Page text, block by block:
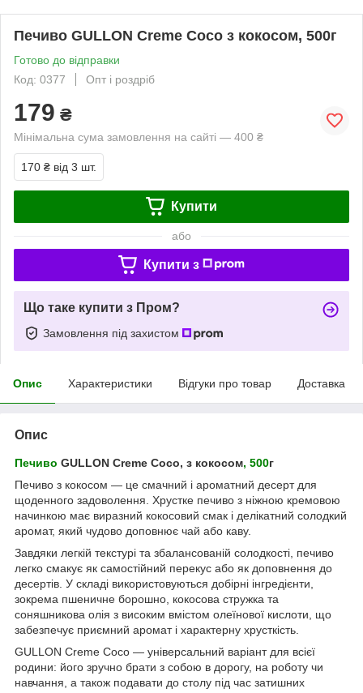
Печиво GULLON Creme Coco з кокосом, 500г
Готово до відправки
Код: 0377
Опт і роздріб
179 ₴
Мінімальна сума замовлення на сайті — 400 ₴
170 ₴ від 3 шт.
Купити
або
Купити з
Що таке купити з Пром?
Замовлення під захистом
Опис Характеристики Відгуки про товар Доставка
Опис
Печиво GULLON Creme Coco, з кокосом, 500г
Печиво з кокосом — це смачний і ароматний десерт для
щоденного задоволення. Хрустке печиво з ніжною кремовою
начинкою має виразний кокосовий смак і делікатний солодкий
аромат, який чудово доповнює чай або каву.
Завдяки легкій текстурі та збалансованій солодкості, печиво
легко смакує як самостійний перекус або як доповнення до
десертів. У складі використовуються добірні інгредієнти,
зокрема пшеничне борошно, кокосова стружка та
соняшникова олія з високим вмістом олеїнової кислоти, що
забезпечує приємний аромат і характерну хрусткість.
GULLON Creme Coco — універсальний варіант для всієї
родини: його зручно брати з собою в дорогу, на роботу чи
навчання, а також подавати до столу під час затишних